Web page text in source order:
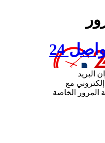
24
البريد
مع
المرور الخاصة